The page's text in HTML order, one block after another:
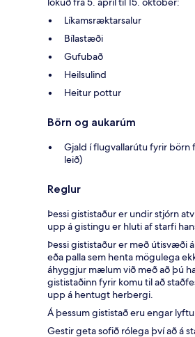
Líkamsræktarsalur
Bílastæði
Gufubað
Heilsulind
Heitur pottur
Börn og aukarúm
Gjald í flugvallarútu fyrir börn
leið)
Reglur
Þessi gististaður er undir stjórn
upp á gistingu er hluti af starfi
Þessi gististaður er með útisvæði
eða palla sem henta mögulega
áhyggjur mælum við með að þú
gististaðinn fyrir komu til að
upp á hentugt herbergi.
Á þessum gististað eru engar
Gestir geta sofið rólega því að á